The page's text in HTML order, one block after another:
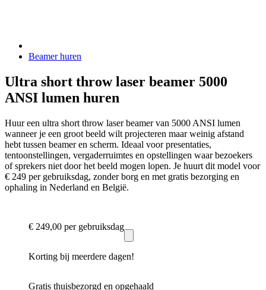
Beamer huren
Ultra short throw laser beamer 5000
ANSI lumen huren
Huur een ultra short throw laser beamer van 5000 ANSI lumen
wanneer je een groot beeld wilt projecteren maar weinig afstand
hebt tussen beamer en scherm. Ideaal voor presentaties,
tentoonstellingen, vergaderruimtes en opstellingen waar bezoekers
of sprekers niet door het beeld mogen lopen. Je huurt dit model voor
€ 249 per gebruiksdag, zonder borg en met gratis bezorging en
ophaling in Nederland en België.
€ 249,00 per gebruiksdag
Korting bij meerdere dagen!
Gratis thuisbezorgd en opgehaald